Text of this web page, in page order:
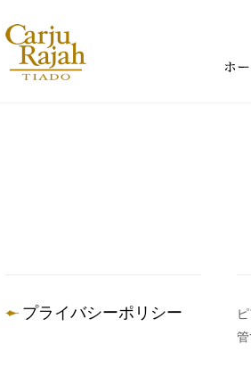
プライバシーポリシー